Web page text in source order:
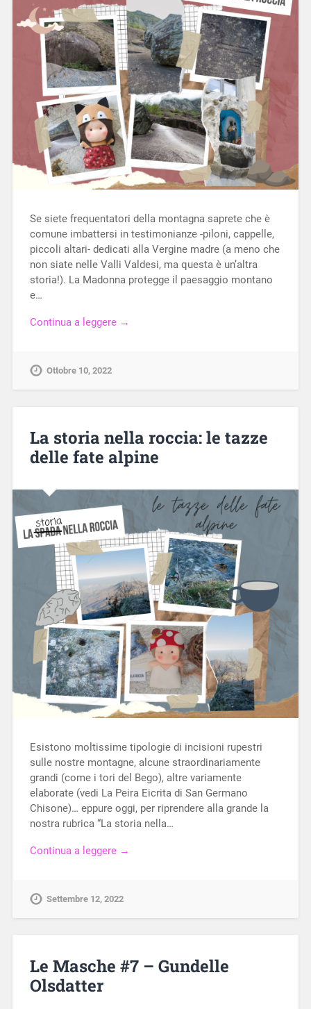
Se siete frequentatori della montagna saprete che è
comune imbattersi in testimonianze -piloni, cappelle,
piccoli altari- dedicati alla Vergine madre (a meno che
non siate nelle Valli Valdesi, ma questa è un’altra
storia!). La Madonna protegge il paesaggio montano
e…
Continua a leggere →
Ottobre 10, 2022
La storia nella roccia: le tazze
delle fate alpine
Esistono moltissime tipologie di incisioni rupestri
sulle nostre montagne, alcune straordinariamente
grandi (come i tori del Bego), altre variamente
elaborate (vedi La Peira Eicrita di San Germano
Chisone)… eppure oggi, per riprendere alla grande la
nostra rubrica “La storia nella…
Continua a leggere →
Settembre 12, 2022
Le Masche #7 – Gundelle
Olsdatter